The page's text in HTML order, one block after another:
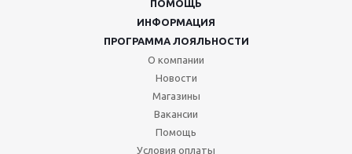
ПОМОЩЬ
ИНФОРМАЦИЯ
ПРОГРАММА ЛОЯЛЬНОСТИ
О компании
Новости
Магазины
Вакансии
Помощь
Условия оплаты